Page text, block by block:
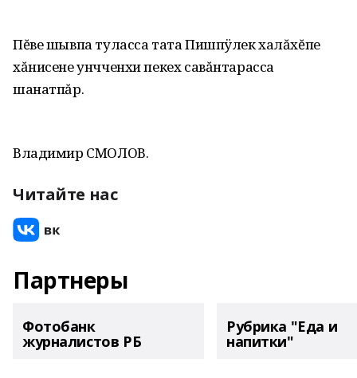
Пĕве шывпа туласса тата Пишпÿлек халăхĕпе
хăнисене унчченхи пекех савăнтарасса
шанатпăр.
Владимир СМОЛОВ.
Читайте нас
Партнеры
Фотобанк
журналистов РБ
Рубрика "Еда и
напитки"